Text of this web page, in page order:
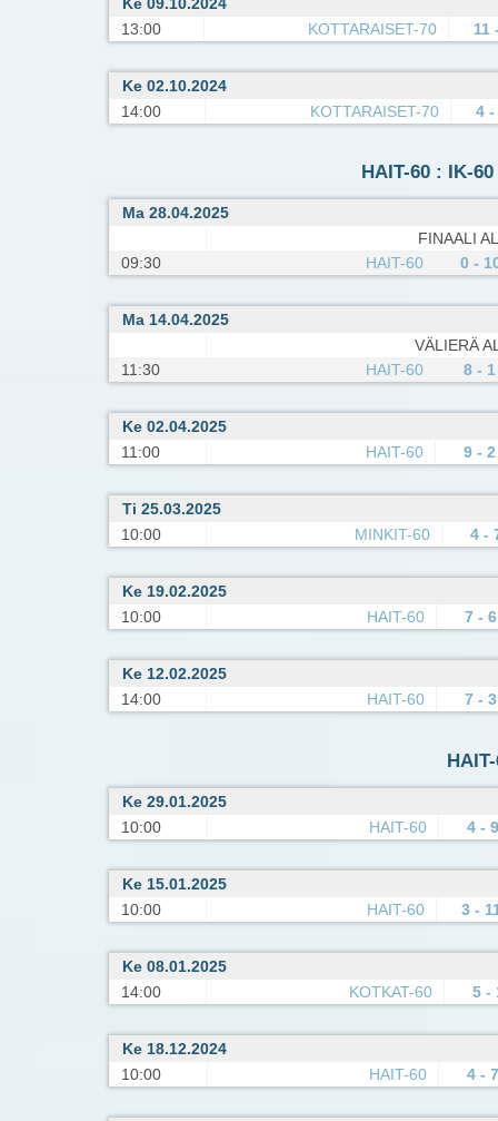
13:00
KOTTARAISET-70 11
Ke 02.10.2024
14:00
KOTTARAISET-70 4 -
HAIT-60 : IK-
Ma 28.04.2025
FINAALI
09:30
HAIT-60 0 -
Ma 14.04.2025
VÄLIERÄ
11:30
HAIT-60 8 - 1
Ke 02.04.2025
11:00
HAIT-60 9 - 2
Ti 25.03.2025
10:00
MINKIT-60 4 -
Ke 19.02.2025
10:00
HAIT-60 7 - 6
Ke 12.02.2025
14:00
HAIT-60 7 - 3
Ke 29.01.2025
10:00
HAIT-60 4 - 9
Ke 15.01.2025
10:00
HAIT-60 3 -
Ke 08.01.2025
14:00
KOTKAT-60 5 -
Ke 18.12.2024
10:00
HAIT-60 4 - 7